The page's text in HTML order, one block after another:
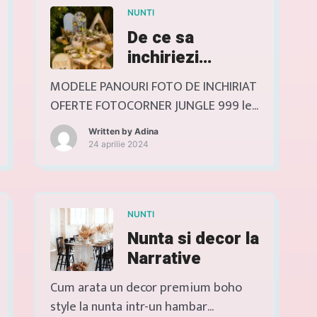
BOHO PICNIC VEZI MODELE DE
FOTOCORNERE SI ARCADE CEREMONII
Organizăm și decorăm picnicuri și
zone de party pentru copii, cu
mobilier, decoruri tematice și
activități […]
NUNTI
De ce sa
inchiriezi
decoratiuni
pentru nunta
sau botez?
MODELE PANOURI FOTO DE INCHIRIAT
OFERTE FOTOCORNER JUNGLE 999 lei
LA DOLCE VITA 999 lei GREECE MY
LOVE 999 lei OFERTE MODELE
PANOURI TEMATICE DE INCHIRIAT LA
200 CM 750 lei ITALY LEMON MOOD
1600 lei DECOR Profită de ofertele
speciale PANOU WELCOME 300 lei
Cabina Londoneza 999 lei […]
Written by Adina
24 aprilie 2024
NUNTI
Nunta si decor la
Narrative
Cum arata un decor premium boho
style la nunta intr-un hambar